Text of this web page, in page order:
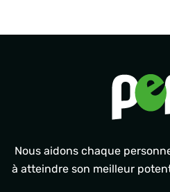
Nous aidons chaque
à atteindre son meilleur